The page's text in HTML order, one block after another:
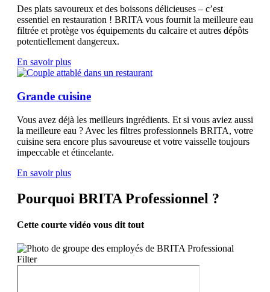
Des plats savoureux et des boissons délicieuses – c’est
essentiel en restauration ! BRITA vous fournit la meilleure eau
filtrée et protège vos équipements du calcaire et autres dépôts
potentiellement dangereux.
En savoir plus
Grande cuisine
Vous avez déjà les meilleurs ingrédients. Et si vous aviez aussi
la meilleure eau ? Avec les filtres professionnels BRITA, votre
cuisine sera encore plus savoureuse et votre vaisselle toujours
impeccable et étincelante.
En savoir plus
Pourquoi BRITA Professionnel ?
Cette courte vidéo vous dit tout